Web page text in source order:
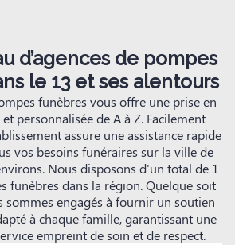
d’agences de pompes
le 13 et ses alentours
funèbres vous offre une prise en
personnalisée de A à Z. Facilement
assure une assistance rapide
vos besoins funéraires sur la ville de
Nous disposons d'un total de 1
funèbres dans la région. Quelque soit
sommes engagés à fournir un soutien
à chaque famille, garantissant une
empreint de soin et de respect.